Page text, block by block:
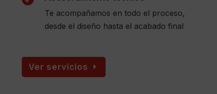
Te acompañamos en todo el proceso,
desde el diseño hasta el acabado final
Ver servicios